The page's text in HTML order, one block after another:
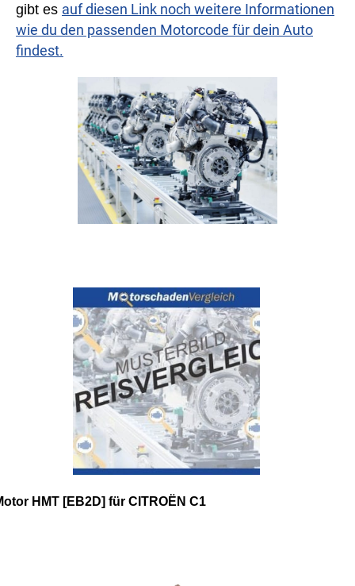
gibt es auf diesen Link noch weitere Informationen
wie du den passenden Motorcode für dein Auto
findest.
HMT [EB2D] für CITROËN C1